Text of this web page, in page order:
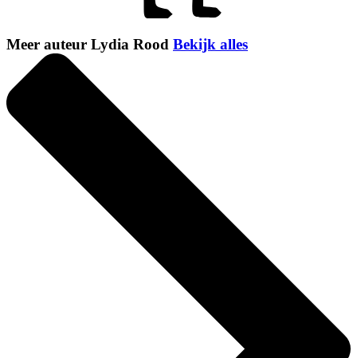
Meer auteur Lydia Rood Bekijk alles